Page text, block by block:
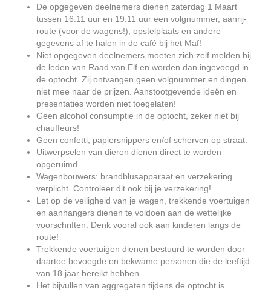
De opgegeven deelnemers dienen zaterdag 1 Maart
tussen 16:11 uur en 19:11 uur een volgnummer, aanrij-
route (voor de wagens!), opstelplaats en andere
gegevens af te halen in de café bij het Maf!
Niet opgegeven deelnemers moeten zich zelf melden bij
de leden van Raad van Elf en worden dan ingevoegd in
de optocht. Zij ontvangen geen volgnummer en dingen
niet mee naar de prijzen. Aanstootgevende ideën en
presentaties worden niet toegelaten!
Geen alcohol consumptie in de optocht, zeker niet bij
chauffeurs!
Geen confetti, papiersnippers en/of scherven op straat.
Uitwerpselen van dieren dienen direct te worden
opgeruimd
Wagenbouwers: brandblusapparaat en verzekering
verplicht. Controleer dit ook bij je verzekering!
Let op de veiligheid van je wagen, trekkende voertuigen
en aanhangers dienen te voldoen aan de wettelijke
voorschriften. Denk vooral ook aan kinderen langs de
route!
Trekkende voertuigen dienen bestuurd te worden door
daartoe bevoegde en bekwame personen die de leeftijd
van 18 jaar bereikt hebben.
Het bijvullen van aggregaten tijdens de optocht is